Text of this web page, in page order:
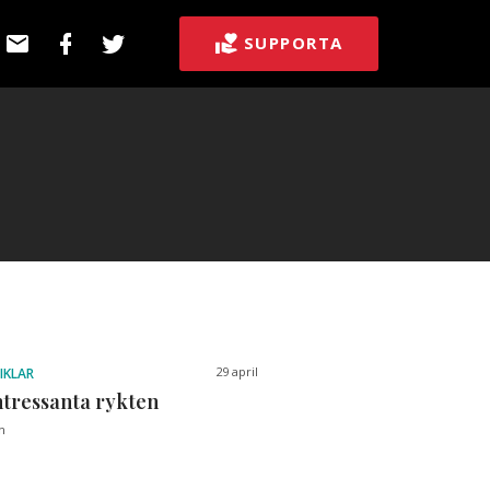
post
Facebook SUPPORTA
29 april
rykten